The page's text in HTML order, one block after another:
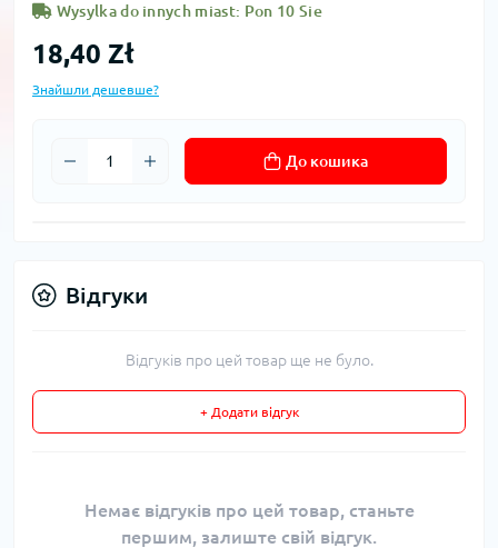
Wysylka do innych miast: Pon 10 Sie
18,40 Zł
Знайшли дешевше?
До кошика
Відгуки
Відгуків про цей товар ще не було.
+ Додати відгук
Немає відгуків про цей товар, станьте
першим, залиште свій відгук.